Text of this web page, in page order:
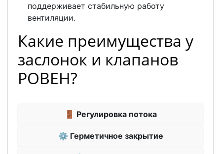
поддерживает стабильную работу
вентиляции.
Какие преимущества у
заслонок и клапанов
РОВЕН?
🚪 Регулировка потока
⚙ Герметичное закрытие